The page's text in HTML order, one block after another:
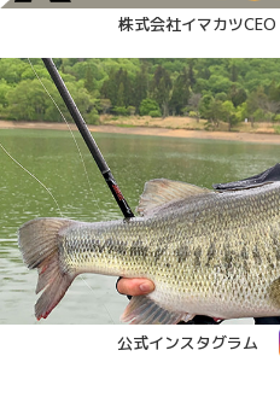
株式会社イマカツCEO
公式インスタグラム